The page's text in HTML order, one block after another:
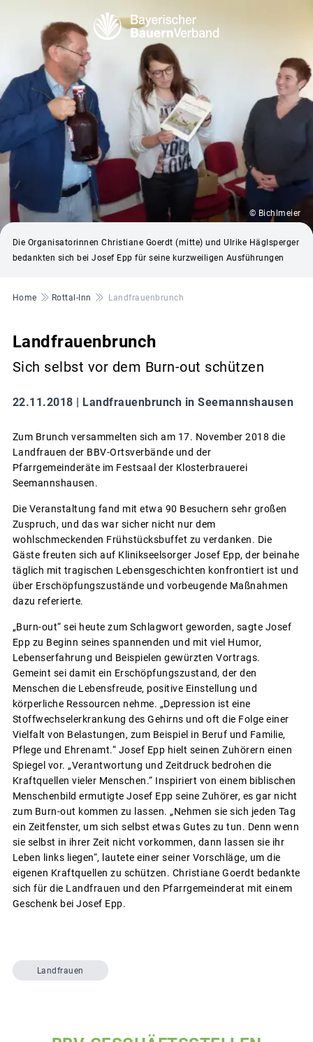
© Bichlmeier
Die Organisatorinnen Christiane Goerdt (mitte) und Ulrike Häglsperger
bedankten sich bei Josef Epp für seine kurzweiligen Ausführungen
Pfadnavigation
Home Rottal-Inn Landfrauenbrunch
Landfrauenbrunch
Sich selbst vor dem Burn-out schützen
22.11.2018 | Landfrauenbrunch in Seemannshausen
Zum Brunch versammelten sich am 17. November 2018 die
Landfrauen der BBV-Ortsverbände und der
Pfarrgemeinderäte im Festsaal der Klosterbrauerei
Seemannshausen.
Die Veranstaltung fand mit etwa 90 Besuchern sehr großen
Zuspruch, und das war sicher nicht nur dem
wohlschmeckenden Frühstücksbuffet zu verdanken. Die
Gäste freuten sich auf Klinikseelsorger Josef Epp, der beinahe
täglich mit tragischen Lebensgeschichten konfrontiert ist und
über Erschöpfungszustände und vorbeugende Maßnahmen
dazu referierte.
„Burn-out“ sei heute zum Schlagwort geworden, sagte Josef
Epp zu Beginn seines spannenden und mit viel Humor,
Lebenserfahrung und Beispielen gewürzten Vortrags.
Gemeint sei damit ein Erschöpfungszustand, der den
Menschen die Lebensfreude, positive Einstellung und
körperliche Ressourcen nehme. „Depression ist eine
Stoffwechselerkrankung des Gehirns und oft die Folge einer
Vielfalt von Belastungen, zum Beispiel in Beruf und Familie,
Pflege und Ehrenamt.“ Josef Epp hielt seinen Zuhörern einen
Spiegel vor. „Verantwortung und Zeitdruck bedrohen die
Kraftquellen vieler Menschen.“ Inspiriert von einem biblischen
Menschenbild ermutigte Josef Epp seine Zuhörer, es gar nicht
zum Burn-out kommen zu lassen. „Nehmen sie sich jeden Tag
ein Zeitfenster, um sich selbst etwas Gutes zu tun. Denn wenn
sie selbst in ihrer Zeit nicht vorkommen, dann lassen sie ihr
Leben links liegen“, lautete einer seiner Vorschläge, um die
eigenen Kraftquellen zu schützen. Christiane Goerdt bedankte
sich für die Landfrauen und den Pfarrgemeinderat mit einem
Geschenk bei Josef Epp.
Landfrauen